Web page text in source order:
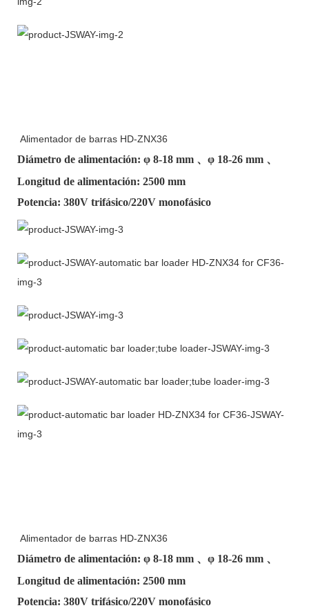
Alimentador de barras HD-ZNX36
Diámetro de alimentación: φ 8-18 mm 、φ 18-26 mm 、
Longitud de alimentación: 2500 mm
Potencia: 380V trifásico/220V monofásico
Alimentador de barras HD-ZNX36
Diámetro de alimentación: φ 8-18 mm 、φ 18-26 mm 、
Longitud de alimentación: 2500 mm
Potencia: 380V trifásico/220V monofásico